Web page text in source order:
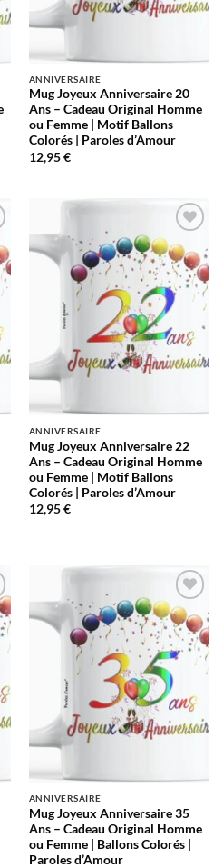
ANNIVERSAIRE
Mug Joyeux Anniversaire 20
Ans – Cadeau Original Homme
ou Femme | Motif Ballons
Colorés | Paroles d’Amour
12,95€
AJOUTER
À LA
LISTE
D’ENVIES
ANNIVERSAIRE
Mug Joyeux Anniversaire 22
Ans – Cadeau Original Homme
ou Femme | Motif Ballons
Colorés | Paroles d’Amour
12,95€
AJOUTER
À LA
LISTE
D’ENVIES
ANNIVERSAIRE
Mug Joyeux Anniversaire 35
Ans – Cadeau Original Homme
ou Femme | Ballons Colorés |
Paroles d’Amour